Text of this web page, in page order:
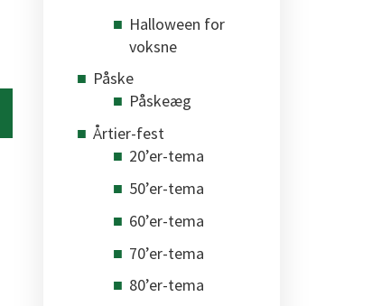
Halloween for
voksne
Påske
Påskeæg
Årtier-fest
20’er-tema
50’er-tema
60’er-tema
70’er-tema
80’er-tema